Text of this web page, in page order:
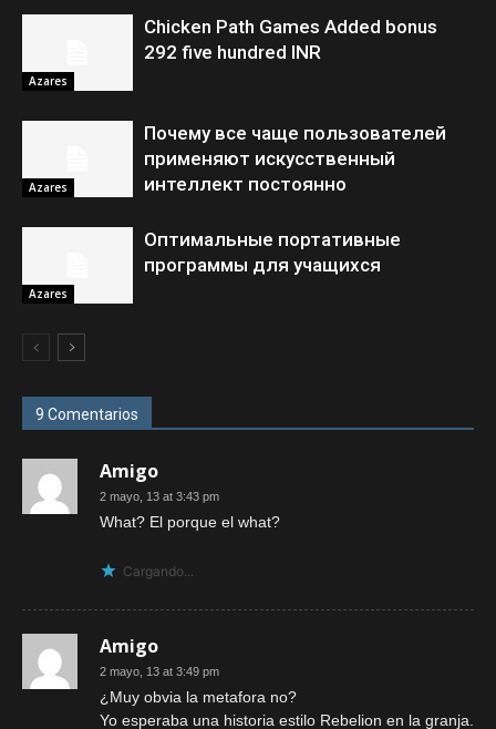
Azares
Chicken Path Games Added bonus
292 five hundred INR
Azares
Почему все чаще пользователей
применяют искусственный
интеллект постоянно
Azares
Оптимальные портативные
программы для учащихся
9 Comentarios
Amigo
2 mayo, 13 at 3:43 pm
What? El porque el what?
Cargando...
Amigo
2 mayo, 13 at 3:49 pm
¿Muy obvia la metafora no?
Yo esperaba una historia estilo Rebelion en la granja.